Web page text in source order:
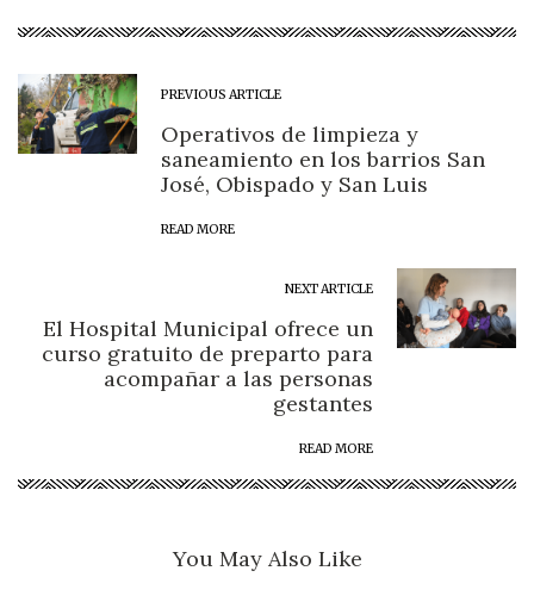
PREVIOUS ARTICLE
Operativos de limpieza y
saneamiento en los barrios San
José, Obispado y San Luis
READ MORE
NEXT ARTICLE
El Hospital Municipal ofrece un
curso gratuito de preparto para
acompañar a las personas
gestantes
READ MORE
You May Also Like